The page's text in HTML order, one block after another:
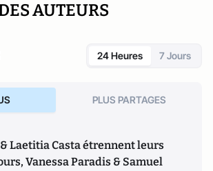
AUTEURS
24 Heures 7 Jours
PLUS PARTAGES
Laetitia Casta étrennent leurs
Vanessa Paradis & Samuel